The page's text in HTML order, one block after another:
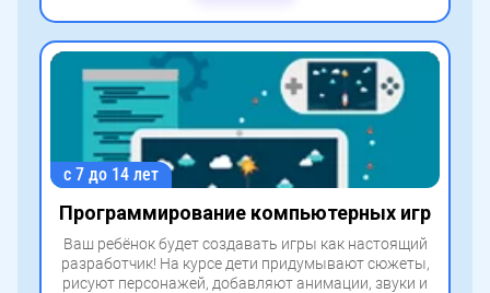
с 7 до 14 лет
Программирование компьютерных игр
Ваш ребёнок будет создавать игры как настоящий
разработчик! На курсе дети придумывают сюжеты,
рисуют персонажей, добавляют анимации, звуки и